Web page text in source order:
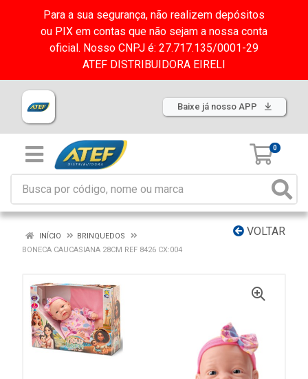
Para a sua segurança, não realizem depósitos
ou PIX em contas que não sejam a nossa conta
oficial. Nosso CNPJ é: 27.717.135/0001-29
ATEF DISTRIBUIDORA EIRELI
Baixe já nosso APP
0
VOLTAR
INÍCIO
BRINQUEDOS
BONECA CAUCASIANA 28CM REF 8426 CX:004